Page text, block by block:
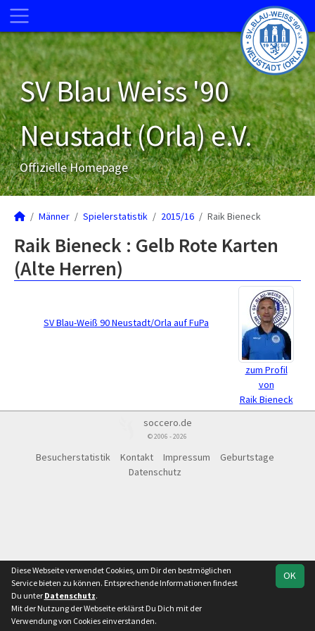
SV Blau Weiss '90
Neustadt (Orla) e.V.
Offizielle Homepage
Männer Spielerstatistik 2015/16 Raik Bieneck
Raik Bieneck : Gelb Rote Karten
(Alte Herren)
zum Profil
von
Raik Bieneck
SV Blau-Weiß 90 Neustadt/Orla auf FuPa
soccero.de
© 2006 - 2026
Besucherstatistik Kontakt Impressum
Geburtstage
Datenschutz
OK
Diese Webseite verwendet Cookies, um Dir den bestmöglichen
Service bieten zu können. Entsprechende Informationen findest
Du unter Datenschutz.
Mit der Nutzung der Webseite erklärst Du Dich mit der
Verwendung von Cookies einverstanden.